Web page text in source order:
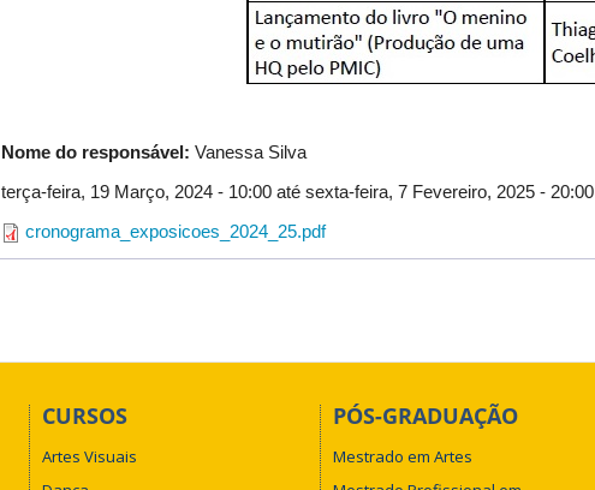
Nome do responsável: Vanessa Silva
terça-feira, 19 Março, 2024 - 10:00 até sexta-feira, 7 Fevereiro, 2025 - 20:00
cronograma_exposicoes_2024_25.pdf
CURSOS
Artes Visuais
PÓS-GRADUAÇÃO
Mestrado em Artes